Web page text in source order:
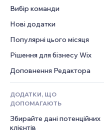
Конверсія
Рішення для складів
Дропшипінг
Тарифні плани й підписки
Краудфандинг
Їжа та напої
Відео
PDF
Обмін файлами
Новини
Шаблони сторінок
Ефекти зображення
Кнопки та меню
Банери та бейджі
Калькулятори
Пошук
Погода
Графіки й таблиці
Опитування
Чат
Коментарі
Телефон
Спільнота
Відгуки
CRM
Вибір команди
Нові додатки
Популярні цього місяця
Рішення для бізнесу Wix
Доповнення Редактора
ДОДАТКИ, ЩО
ДОПОМАГАЮТЬ
Збирайте дані потенційних
клієнтів